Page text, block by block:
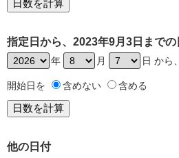
指定日から、2023年9月3日まで
年 月 日 から
開始日を 含めない 含める
他の日付